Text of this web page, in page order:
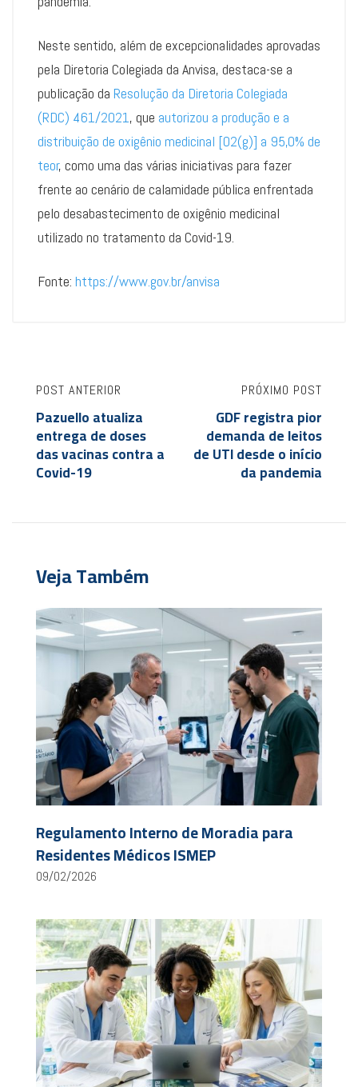
Neste sentido, além de excepcionalidades aprovadas
pela Diretoria Colegiada da Anvisa, destaca-se a
publicação da Resolução da Diretoria Colegiada
(RDC) 461/2021, que autorizou a produção e a
distribuição de oxigênio medicinal [O2(g)] a 95,0% de
teor, como uma das várias iniciativas para fazer
frente ao cenário de calamidade pública enfrentada
pelo desabastecimento de oxigênio medicinal
utilizado no tratamento da Covid-19.
Fonte: https://www.gov.br/anvisa
POST ANTERIOR
Pazuello atualiza
entrega de doses
das vacinas contra a
Covid-19
PRÓXIMO POST
GDF registra pior
demanda de leitos
de UTI desde o início
da pandemia
Veja Também
Regulamento Interno de Moradia para
Residentes Médicos ISMEP
09/02/2026